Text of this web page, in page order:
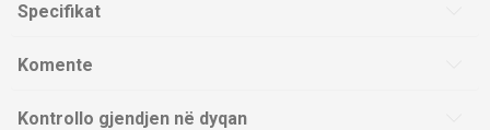
Specifikat
Komente
Kontrollo gjendjen në dyqan